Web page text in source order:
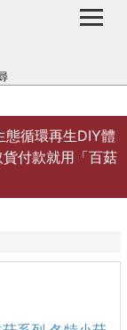
循環再生DIY體
付款就用「百菇